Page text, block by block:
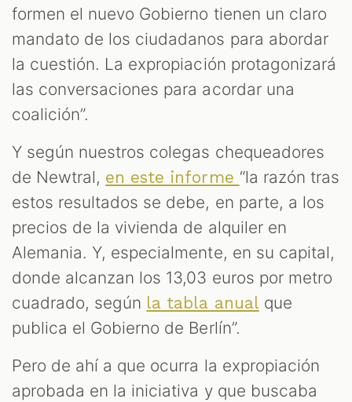
formen el nuevo Gobierno tienen un claro
mandato de los ciudadanos para abordar
la cuestión. La expropiación protagonizará
las conversaciones para acordar una
coalición”.
Y según nuestros colegas chequeadores
de Newtral, en este informe “la razón tras
estos resultados se debe, en parte, a los
precios de la vivienda de alquiler en
Alemania. Y, especialmente, en su capital,
donde alcanzan los 13,03 euros por metro
cuadrado, según la tabla anualque
publica el Gobierno de Berlín”.
Pero de ahí a que ocurra la expropiación
aprobada en la iniciativa y que buscaba